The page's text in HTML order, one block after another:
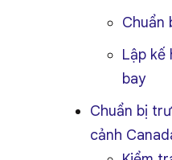
Chuẩn
Lập kế
bay
Chuẩn bị
cảnh